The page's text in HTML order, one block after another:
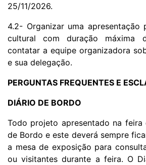
25/11/2026.
4.2- Organizar uma apresentação
cultural com duração máxima
contatar a equipe organizadora
e sua delegação.
PERGUNTAS FREQUENTES E
DIÁRIO DE BORDO
Todo projeto apresentado na feira
de Bordo e este deverá sempre
a mesa de exposição para
ou visitantes durante a feira. O